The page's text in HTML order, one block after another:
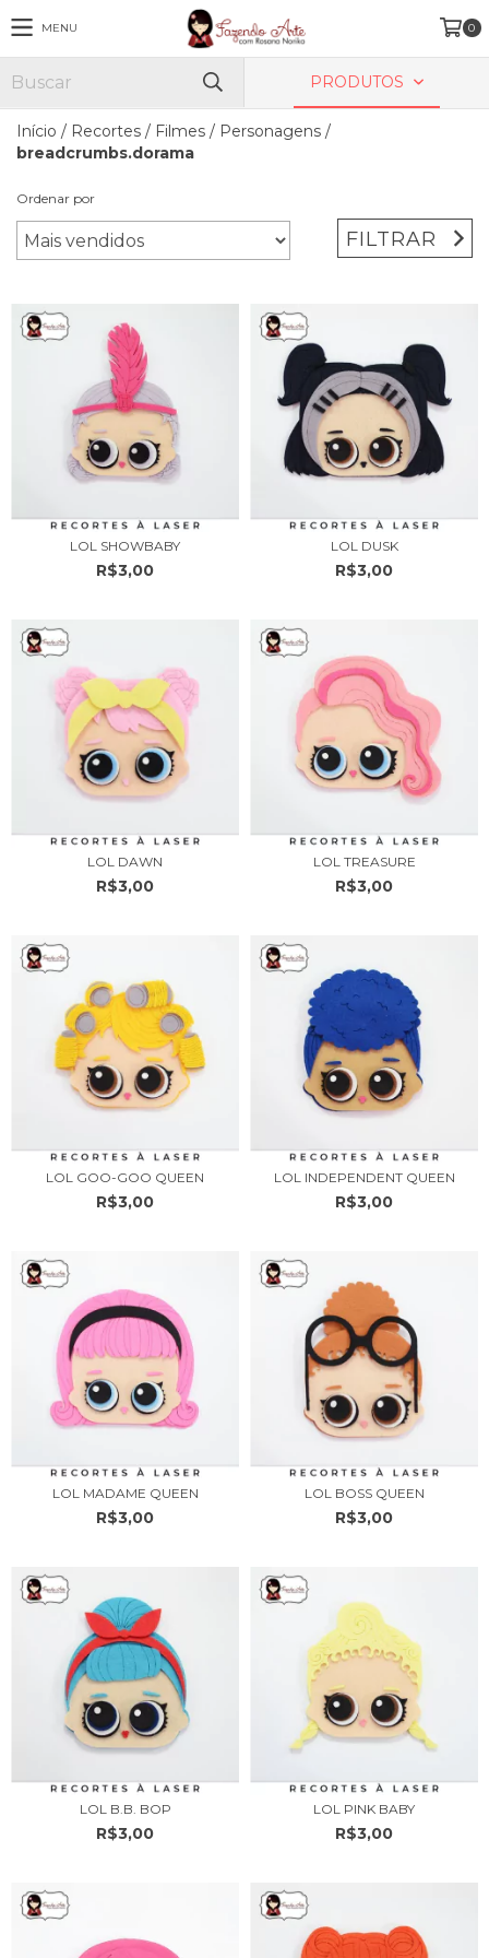
MENU 0
PRODUTOS
Início / Recortes / Filmes / Personagens /
breadcrumbs.dorama
Ordenar por
FILTRAR
LOL SHOWBABY
R$3,00
LOL DUSK
R$3,00
LOL DAWN
R$3,00
LOL TREASURE
R$3,00
LOL GOO-GOO QUEEN
R$3,00
LOL INDEPENDENT QUEEN
R$3,00
LOL MADAME QUEEN
R$3,00
LOL BOSS QUEEN
R$3,00
LOL B.B. BOP
R$3,00
LOL PINK BABY
R$3,00